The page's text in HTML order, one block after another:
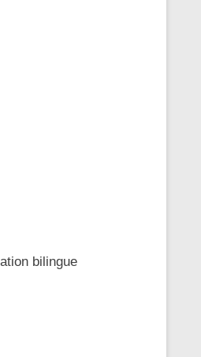
bilingue